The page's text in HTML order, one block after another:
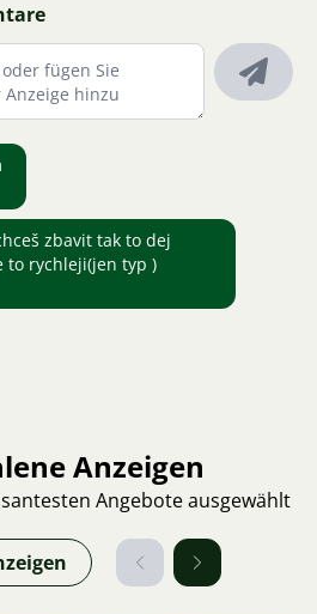
zbavit tak to dej
to rychleji(jen typ )
Anzeigen
Angebote ausgewählt